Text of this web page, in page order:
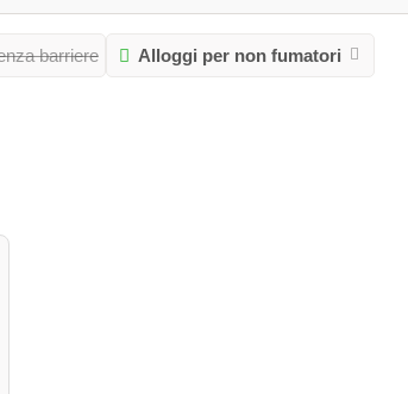
barriere Alloggi per non fumatori